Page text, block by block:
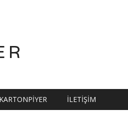
KARTONPIYER İLETIŞIM